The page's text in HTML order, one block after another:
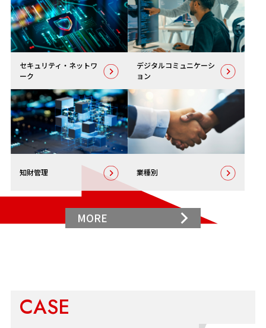
セキュリティ・ ネットワ
ーク
デジタルコミュニケーシ
ョン
知財管理 業種別
MORE
CASE